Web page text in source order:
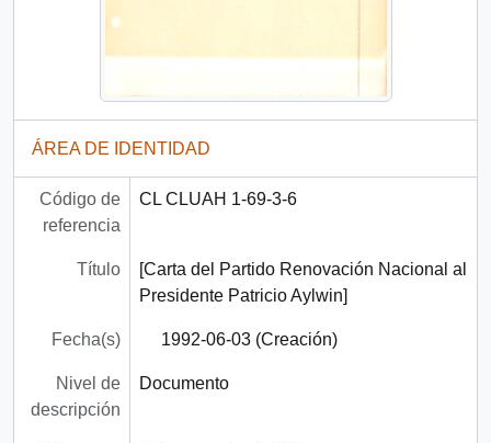
ÁREA DE IDENTIDAD
Código de
referencia
CL CLUAH 1-69-3-6
Título
[Carta del Partido Renovación Nacional al
Presidente Patricio Aylwin]
Fecha(s) 1992-06-03 (Creación)
Nivel de
descripción
Documento